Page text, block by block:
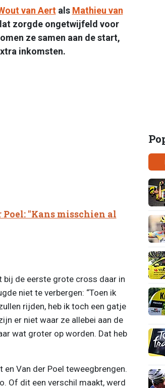
van Aertals Mathieu van
zorgde ongetwijfeld voor
ze samen aan de start,
inkomsten.
"Kans misschien al
bij de eerste grote cross daar in
niet te verbergen: “Toen ik
rijden, heb ik toch een gatje
er niet waar ze allebei aan de
wat groter op worden. Dat heb
Van der Poel teweegbrengen.
Of dit een verschil maakt, werd